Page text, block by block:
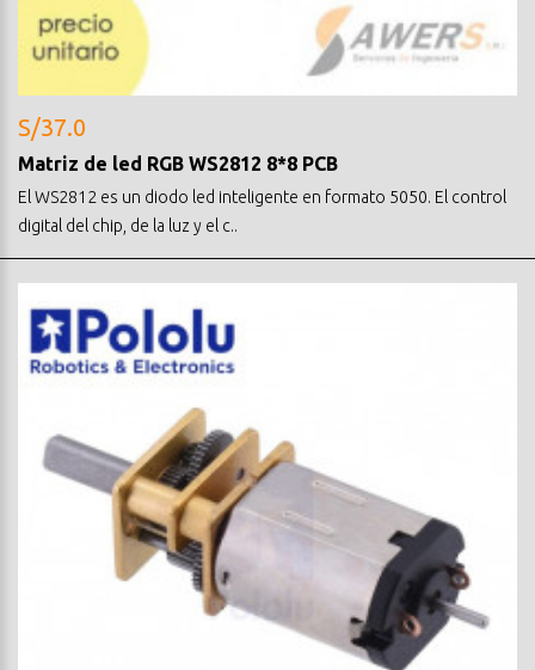
S/37.0
Matriz de led RGB WS2812 8*8 PCB
El WS2812 es un diodo led inteligente en formato 5050. El control
digital del chip, de la luz y el c..